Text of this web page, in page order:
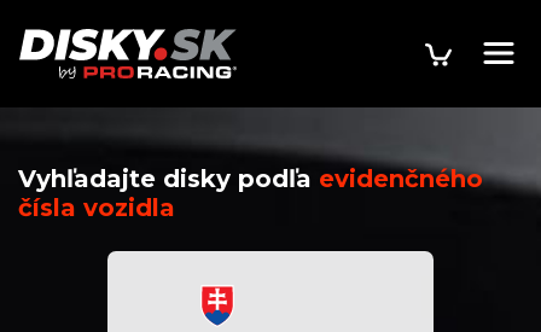
Vyhľadajte disky podľa evidenčného
čísla vozidla